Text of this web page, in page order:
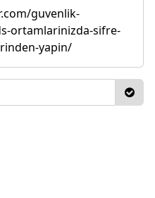
guvenlik-
ortamlarinizda-sifre-
yapin/